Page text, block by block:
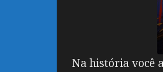
Na história você